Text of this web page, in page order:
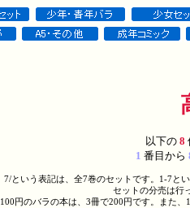
以下の8
1 番目から
7/という表記は、全7巻のセットです。1-7と
セットの分売は行
100円のバラの本は、3冊で200円です。また